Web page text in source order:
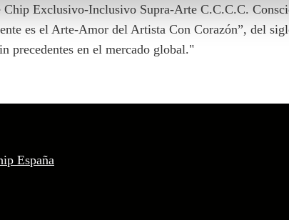
Exclusivo-Inclusivo Supra-Arte C.C.C.C.
es el Arte-Amor del Artista Con Corazón”, del
precedentes en el mercado global."
España